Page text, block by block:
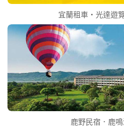
宜蘭租車‧光達遊
鹿野民宿．鹿